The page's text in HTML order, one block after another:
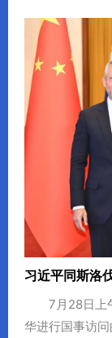
习近平同斯洛
7月28日上
华进行国事访